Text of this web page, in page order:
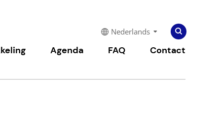
Nederlands
Zoeken
naar:
Zoeken
Agenda FAQ Contact